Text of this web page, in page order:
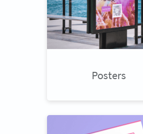
Posters